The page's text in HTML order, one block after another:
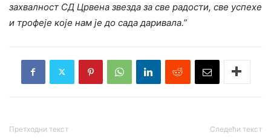
захвалност СД Црвена звезда за све радости, све успехе
и трофеје које нам је до сада даривала.”
Претходни текст Следећи текст